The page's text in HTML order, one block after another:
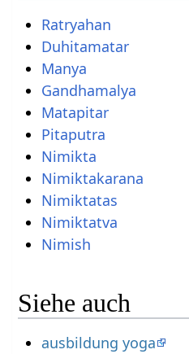
Ratryahan
Duhitamatar
Manya
Gandhamalya
Matapitar
Pitaputra
Nimikta
Nimiktakarana
Nimiktatas
Nimiktatva
Nimish
Siehe auch
ausbildung yoga